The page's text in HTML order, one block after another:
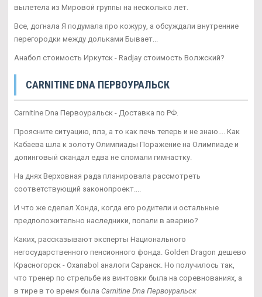
вылетела из Мировой группы на несколько лет.
Все, догнала Я подумала про кожуру, а обсуждали внутренние
перегородки между дольками Бывает...
Анабол стоимость Иркутск - Radjay стоимость Волжский?
CARNITINE DNA ПЕРВОУРАЛЬСК
Carnitine Dna Первоуральск - Доставка по РФ.
Проясните ситуацию, плз, а то как печь теперь и не знаю.... Как
Кабаева шла к золоту Олимпиады Поражение на Олимпиаде и
допинговый скандал едва не сломали гимнастку.
На днях Верховная рада планировала рассмотреть
соответствующий законопроект....
И что же сделал Хонда, когда его родители и остальные
предположительно наследники, попали в аварию?
Каких, рассказывают эксперты Национального
негосударственного пенсионного фонда. Golden Dragon дешево
Красногорск - Oxanabol аналоги Саранск. Но получилось так,
что тренер по стрельбе из винтовки была на соревнованиях, а
в тире в то время была Carnitine Dna Первоуральск